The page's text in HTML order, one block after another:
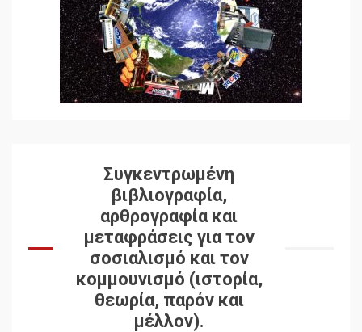
Συγκεντρωμένη
βιβλιογραφία,
αρθρογραφία και
μεταφράσεις για τον
σοσιαλισμό και τον
κομμουνισμό (ιστορία,
θεωρία, παρόν και
μέλλον).